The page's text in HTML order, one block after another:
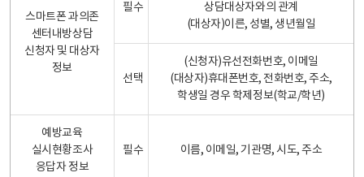
스마트폰 과의존
센터내방상담
신청자 및 대상자
정보
필수
상담대상자와의 관계
(대상자)이른, 성별, 생년월일
선택
(신청자)유선전화번호, 이메일
(대상자)휴대폰번호, 전화번호, 주소,
학생일 경우 학제정보(학교/학년)
예방교육
실시현황조사
응답자 정보
필수 이름, 이메일, 기관명, 시도, 주소